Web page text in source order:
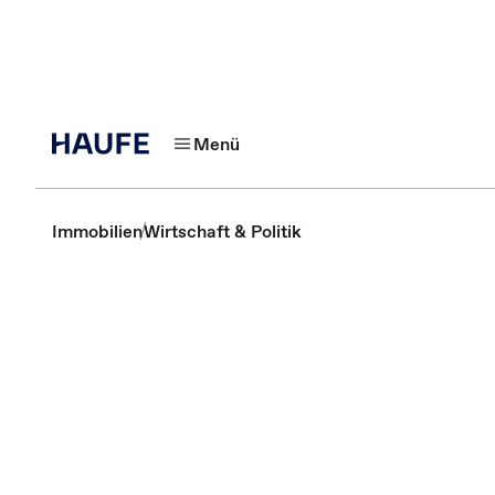
Menü
ImmobilienWirtschaft & Politik